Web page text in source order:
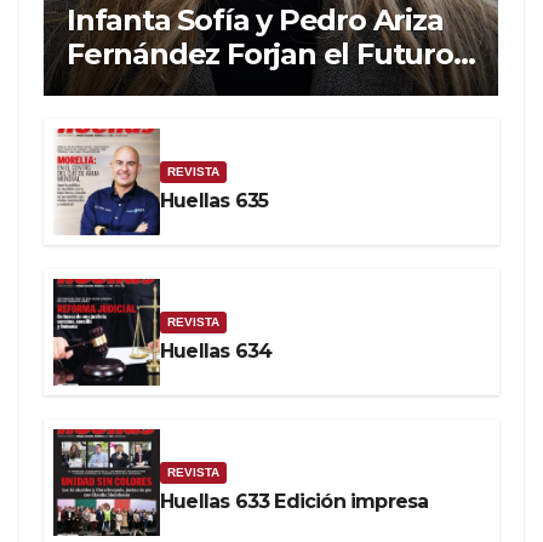
Infanta Sofía y Pedro Ariza
Fernández Forjan el Futuro
de la Soberanía Real
REVISTA
Huellas 635
REVISTA
Huellas 634
REVISTA
Huellas 633 Edición impresa